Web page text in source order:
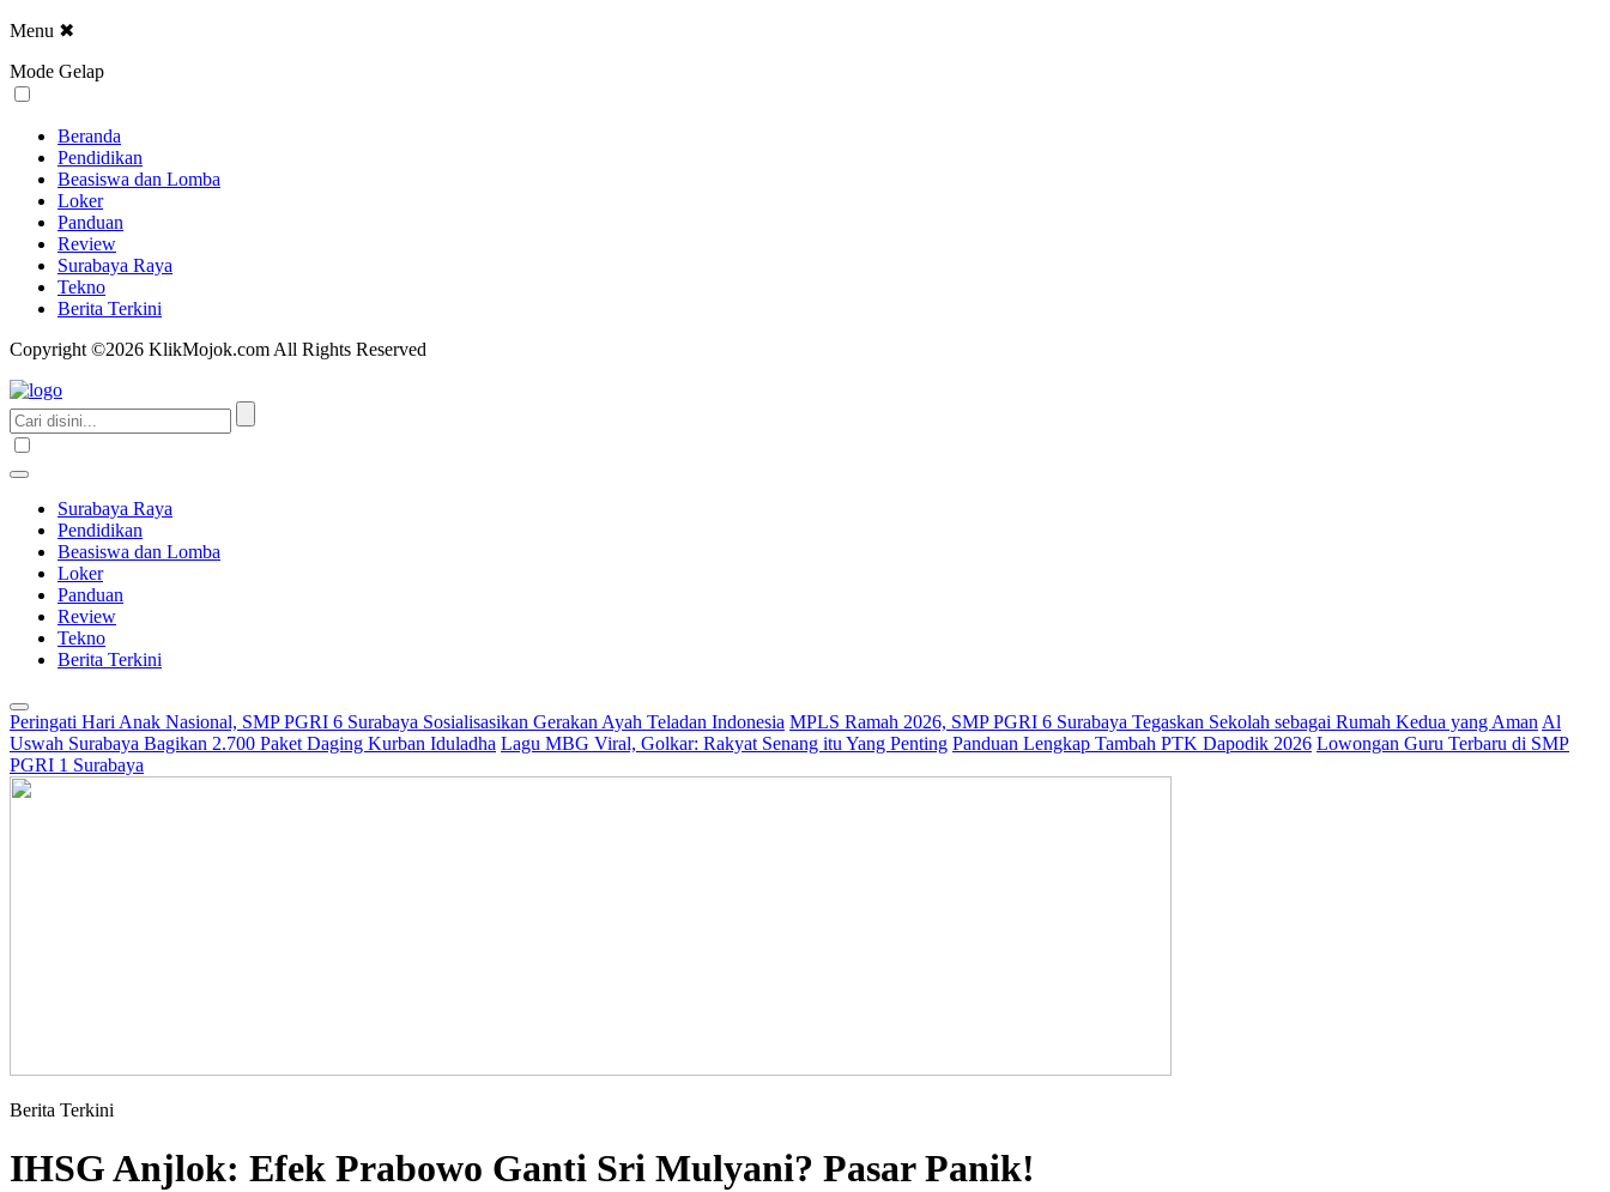
Menu ✖
Mode Gelap
Beranda
Pendidikan
Beasiswa dan Lomba
Loker
Panduan
Review
Surabaya Raya
Tekno
Berita Terkini
Copyright ©2026 KlikMojok.com All Rights Reserved
Surabaya Raya
Pendidikan
Beasiswa dan Lomba
Loker
Panduan
Review
Tekno
Berita Terkini
Peringati Hari Anak Nasional, SMP PGRI 6 Surabaya Sosialisasikan Gerakan Ayah Teladan Indonesia MPLS Ramah 2026, SMP PGRI 6 Surabaya Tegaskan Sekolah sebagai Rumah Kedua yang Aman Al
Uswah Surabaya Bagikan 2.700 Paket Daging Kurban Iduladha Lagu MBG Viral, Golkar: Rakyat Senang itu Yang Penting Panduan Lengkap Tambah PTK Dapodik 2026 Lowongan Guru Terbaru di SMP
PGRI 1 Surabaya
Berita Terkini
IHSG Anjlok: Efek Prabowo Ganti Sri Mulyani? Pasar Panik!